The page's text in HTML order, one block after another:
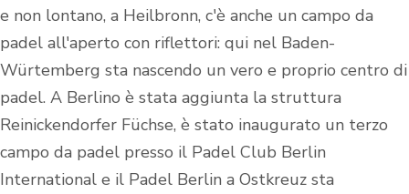
e non lontano, a Heilbronn, c'è anche un campo da
padel all'aperto con riflettori: qui nel Baden-
Würtemberg sta nascendo un vero e proprio centro di
padel. A Berlino è stata aggiunta la struttura
Reinickendorfer Füchse, è stato inaugurato un terzo
campo da padel presso il Padel Club Berlin
International e il Padel Berlin a Ostkreuz sta